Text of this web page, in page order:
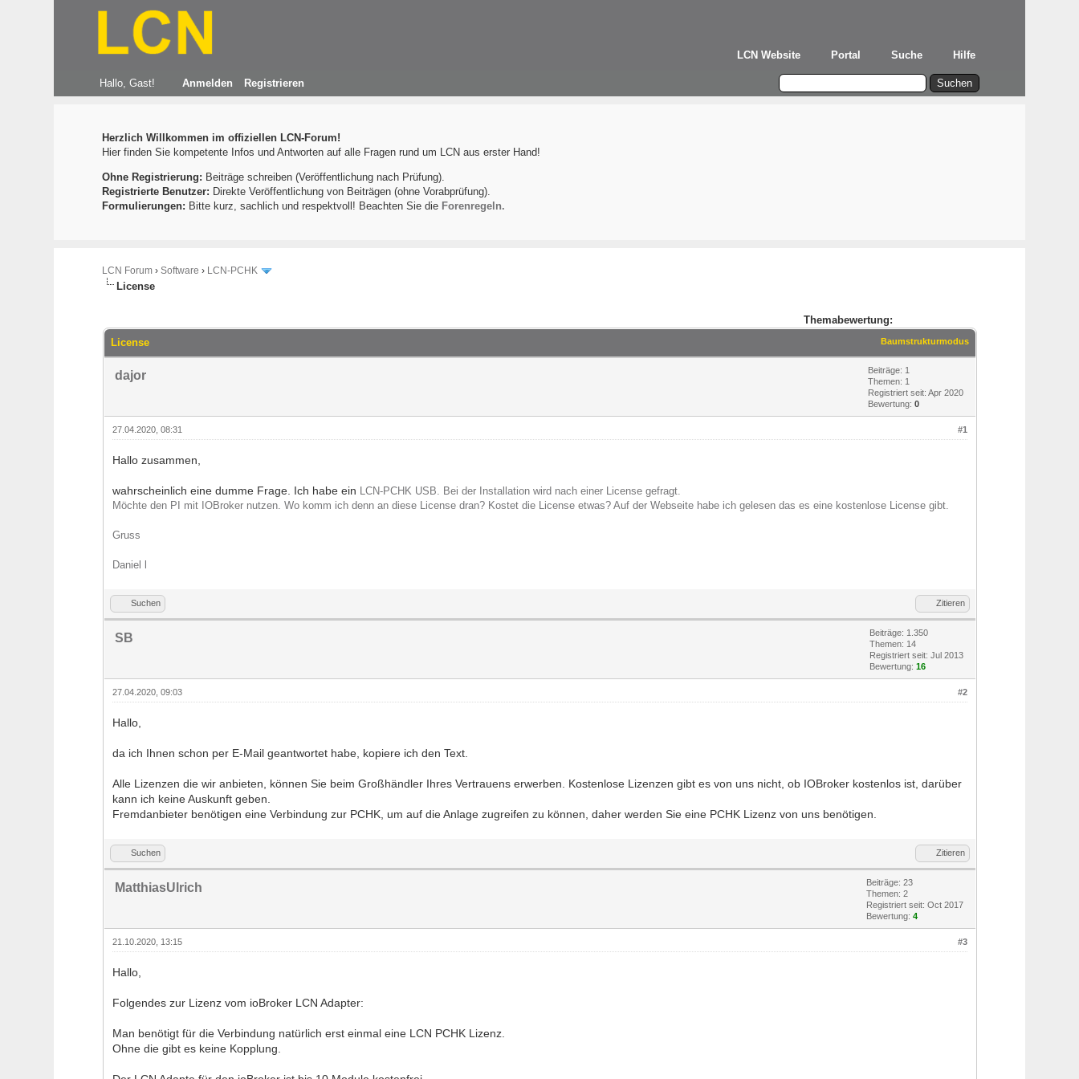
LCN Website Portal Suche Hilfe
Hallo, Gast! Anmelden Registrieren
Herzlich Willkommen im offiziellen LCN-Forum!
Hier finden Sie kompetente Infos und Antworten auf alle Fragen rund um LCN aus erster Hand!
Ohne Registrierung: Beiträge schreiben (Veröffentlichung nach Prüfung).
Registrierte Benutzer: Direkte Veröffentlichung von Beiträgen (ohne Vorabprüfung).
Formulierungen: Bitte kurz, sachlich und respektvoll! Beachten Sie die Forenregeln.
LCN Forum ›Software › LCN-PCHK
License
Themabewertung:
Baumstrukturmodus
License
dajor
Beiträge: 1
Themen: 1
Registriert seit: Apr 2020
Bewertung: 0
#1
27.04.2020, 08:31
Hallo zusammen,
wahrscheinlich eine dumme Frage. Ich habe ein
LCN-PCHK USB. Bei der Installation wird nach einer License gefragt.
Möchte den PI mit IOBroker nutzen. Wo komm ich denn an diese License dran? Kostet die License etwas? Auf der Webseite habe ich gelesen das es eine kostenlose License gibt.
Gruss
Daniel l
Suchen Zitieren
SB
Beiträge: 1.350
Themen: 14
Registriert seit: Jul 2013
Bewertung: 16
#2
27.04.2020, 09:03
Hallo,
da ich Ihnen schon per E-Mail geantwortet habe, kopiere ich den Text.
Alle Lizenzen die wir anbieten, können Sie beim Großhändler Ihres Vertrauens erwerben. Kostenlose Lizenzen gibt es von uns nicht, ob IOBroker kostenlos ist, darüber
kann ich keine Auskunft geben.
Fremdanbieter benötigen eine Verbindung zur PCHK, um auf die Anlage zugreifen zu können, daher werden Sie eine PCHK Lizenz von uns benötigen.
Suchen Zitieren
MatthiasUlrich
Beiträge: 23
Themen: 2
Registriert seit: Oct 2017
Bewertung: 4
#3
21.10.2020, 13:15
Hallo,
Folgendes zur Lizenz vom ioBroker LCN Adapter:
Man benötigt für die Verbindung natürlich erst einmal eine LCN PCHK Lizenz.
Ohne die gibt es keine Kopplung.